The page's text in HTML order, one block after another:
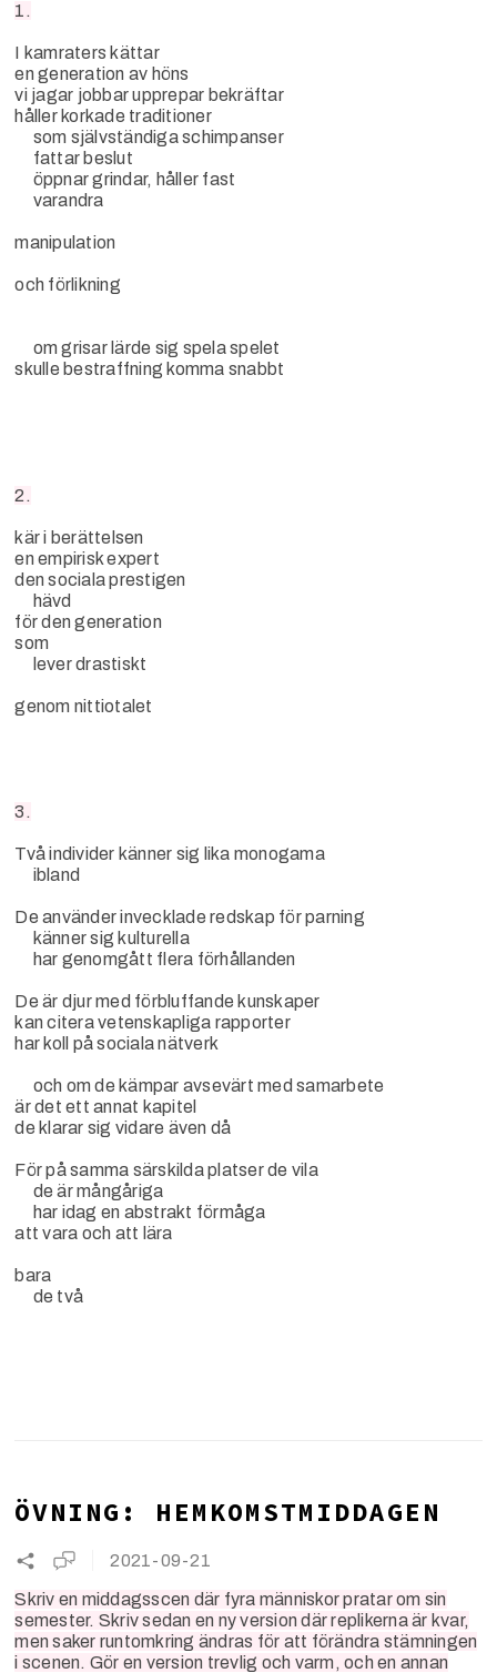
1.
I kamraters kättar
en generation av höns
vi jagar jobbar upprepar bekräftar
håller korkade traditioner
som självständiga schimpanser
fattar beslut
öppnar grindar, håller fast
varandra
manipulation
och förlikning
om grisar lärde sig spela spelet
skulle bestraffning komma snabbt
2.
kär i berättelsen
en empirisk expert
den sociala prestigen
hävd
för den generation
som
lever drastiskt
genom nittiotalet
3.
Två individer känner sig lika monogama
ibland
De använder invecklade redskap för parning
känner sig kulturella
har genomgått flera förhållanden
De är djur med förbluffande kunskaper
kan citera vetenskapliga rapporter
har koll på sociala nätverk
och om de kämpar avsevärt med samarbete
är det ett annat kapitel
de klarar sig vidare även då
För på samma särskilda platser de vila
de är mångåriga
har idag en abstrakt förmåga
att vara och att lära
bara
de två
ÖVNING: HEMKOMSTMIDDAGEN
2021-09-21
Skriv en middagsscen där fyra människor pratar om sin
semester. Skriv sedan en ny version där replikerna är kvar,
men saker runtomkring ändras för att förändra stämningen
i scenen. Gör en version trevlig och varm, och en annan